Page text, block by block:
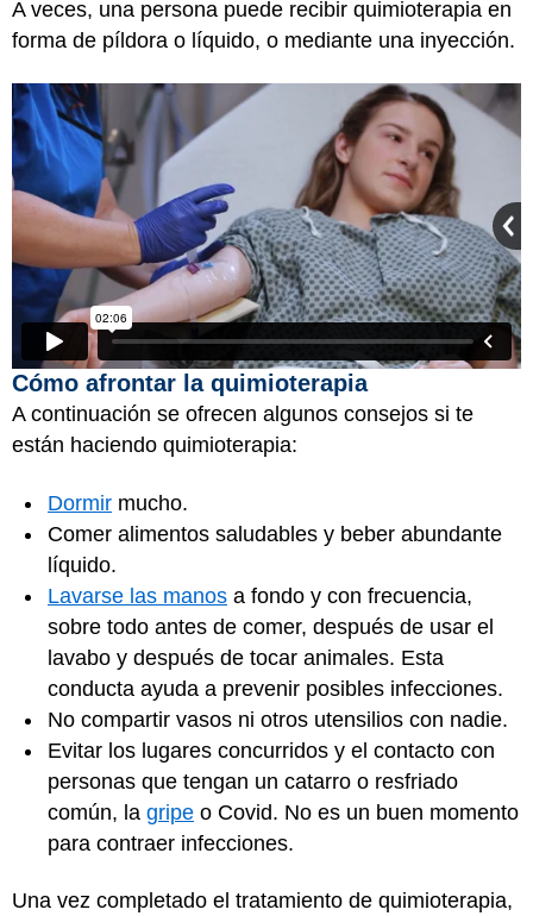
A veces, una persona puede recibir quimioterapia en
forma de píldora o líquido, o mediante una inyección.
Cómo afrontar la quimioterapia
A continuación se ofrecen algunos consejos si te
están haciendo quimioterapia:
Dormir mucho.
Comer alimentos saludables y beber abundante
líquido.
Lavarse las manos a fondo y con frecuencia,
sobre todo antes de comer, después de usar el
lavabo y después de tocar animales. Esta
conducta ayuda a prevenir posibles infecciones.
No compartir vasos ni otros utensilios con nadie.
Evitar los lugares concurridos y el contacto con
personas que tengan un catarro o resfriado
común, la gripe o Covid. No es un buen momento
para contraer infecciones.
Una vez completado el tratamiento de quimioterapia,